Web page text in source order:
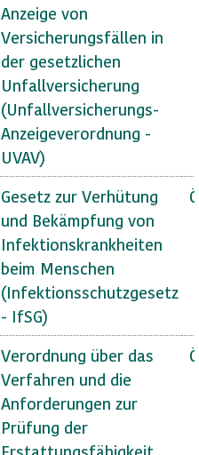
Anzeige von
Versicherungsfällen in
der gesetzlichen
Unfallversicherung
(Unfallversicherungs-
Anzeigeverordnung -
UVAV)
Gesetz zur Verhütung
und Bekämpfung von
Infektionskrankheiten
beim Menschen
(Infektionsschutzgesetz
- IfSG)
Verordnung über das
Verfahren und die
Anforderungen zur
Prüfung der